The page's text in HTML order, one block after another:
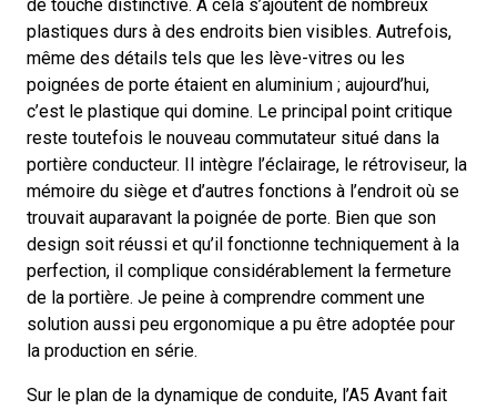
de touche distinctive. À cela s’ajoutent de nombreux
plastiques durs à des endroits bien visibles. Autrefois,
même des détails tels que les lève-vitres ou les
poignées de porte étaient en aluminium ; aujourd’hui,
c’est le plastique qui domine. Le principal point critique
reste toutefois le nouveau commutateur situé dans la
portière conducteur. Il intègre l’éclairage, le rétroviseur, la
mémoire du siège et d’autres fonctions à l’endroit où se
trouvait auparavant la poignée de porte. Bien que son
design soit réussi et qu’il fonctionne techniquement à la
perfection, il complique considérablement la fermeture
de la portière. Je peine à comprendre comment une
solution aussi peu ergonomique a pu être adoptée pour
la production en série.
Sur le plan de la dynamique de conduite, l’A5 Avant fait